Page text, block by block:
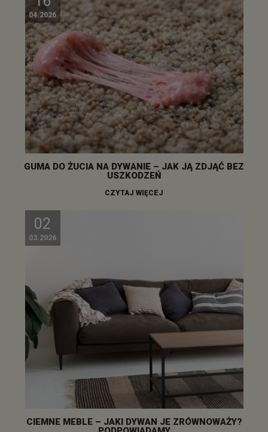
04.2026
GUMA DO ŻUCIA NA DYWANIE – JAK JĄ ZDJĄĆ BEZ
USZKODZEŃ
CZYTAJ WIĘCEJ
02
03.2026
CIEMNE MEBLE – JAKI DYWAN JE ZRÓWNOWAŻY?